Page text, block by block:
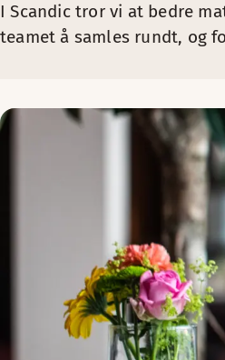
I Scandic tror vi at bedre
teamet å samles rundt, og